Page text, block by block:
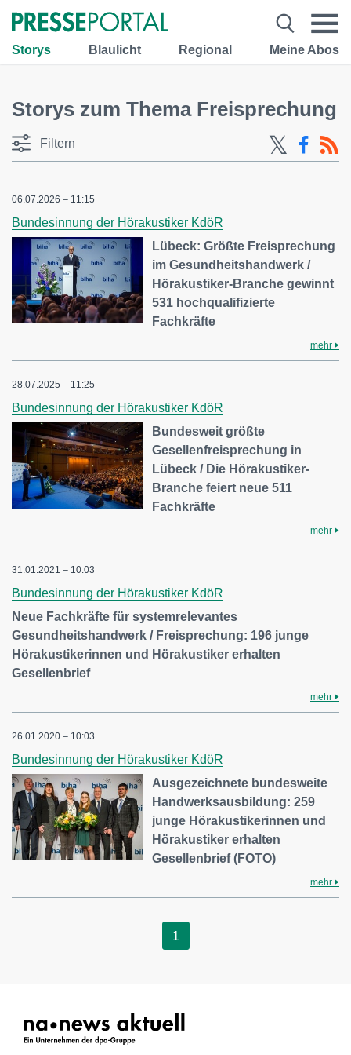
Storys Blaulicht Regional Meine Abos
Storys zum Thema Freisprechung
Filtern
06.07.2026 – 11:15
Bundesinnung der Hörakustiker KdöR
Lübeck: Größte Freisprechung
im Gesundheitshandwerk /
Hörakustiker-Branche gewinnt
531 hochqualifizierte
Fachkräfte
mehr
28.07.2025 – 11:25
Bundesinnung der Hörakustiker KdöR
Bundesweit größte
Gesellenfreisprechung in
Lübeck / Die Hörakustiker-
Branche feiert neue 511
Fachkräfte
mehr
31.01.2021 – 10:03
Bundesinnung der Hörakustiker KdöR
Neue Fachkräfte für systemrelevantes
Gesundheitshandwerk / Freisprechung: 196 junge
Hörakustikerinnen und Hörakustiker erhalten
Gesellenbrief
mehr
26.01.2020 – 10:03
Bundesinnung der Hörakustiker KdöR
Ausgezeichnete bundesweite
Handwerksausbildung: 259
junge Hörakustikerinnen und
Hörakustiker erhalten
Gesellenbrief (FOTO)
mehr
1